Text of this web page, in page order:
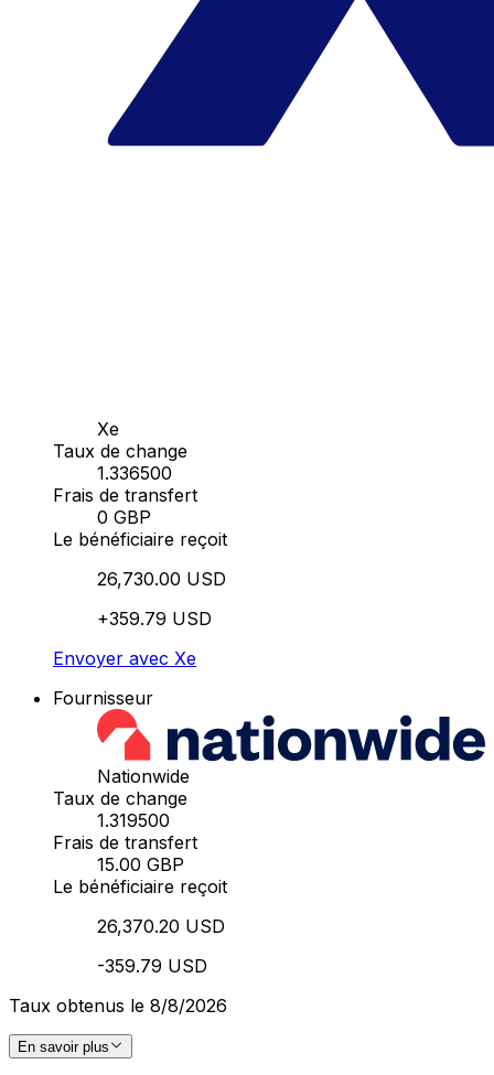
Xe
Taux de change
1.336500
Frais de transfert
0 GBP
Le bénéficiaire reçoit
26,730.00 USD
+359.79 USD
Envoyer avec Xe
Fournisseur
Nationwide
Taux de change
1.319500
Frais de transfert
15.00 GBP
Le bénéficiaire reçoit
26,370.20 USD
-359.79 USD
Taux obtenus le 8/8/2026
En savoir plus